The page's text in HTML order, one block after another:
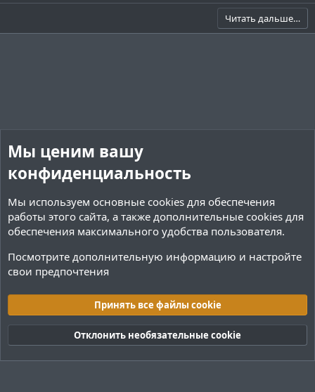
Читать дальше…
Cookies Тёмная (2020)
Русский (RU)
Обратная связь
Условия и правила
Политика конфиденциальности
Помощь
R
Мы ценим вашу
конфиденциальность
Мы используем основные cookies для обеспечения
работы этого сайта, а также дополнительные cookies для
обеспечения максимального удобства пользователя.
Посмотрите дополнительную информацию и настройте
свои предпочтения
Принять все файлы cookie
Отклонить необязательные cookie